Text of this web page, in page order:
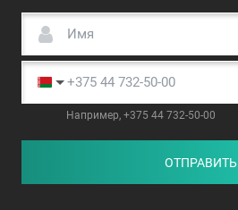
Например, +375 44 732-50-00
ОТПРАВИТЬ